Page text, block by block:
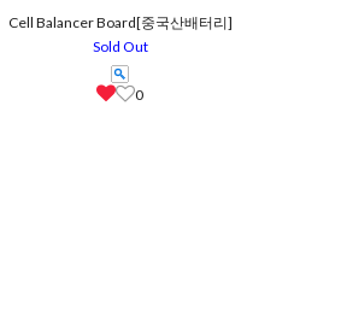
Cell Balancer Board[중국산배터리]
Sold Out
0